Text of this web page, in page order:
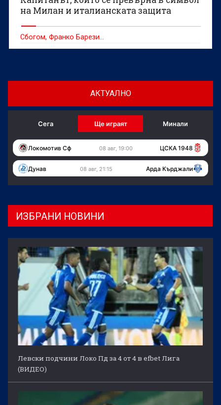
на Милан и италианската защита
Сбогом, Франко Барези...
АКТУАЛНО
Сега Ще играят Минали
Локомотив Сф 08 авг, 19:00 ЦСКА 1948
Дунав 08 авг, 21:15 Арда Кърджали
ИЗБРАНИ НОВИНИ
Левски подчини Локо Пд за 4 от 4 в efbet Лига
(ВИДЕО)